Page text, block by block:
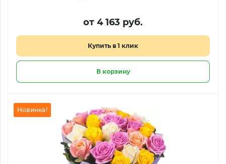
от 4 163 руб.
Купить в 1 клик
В корзину
Новинка!